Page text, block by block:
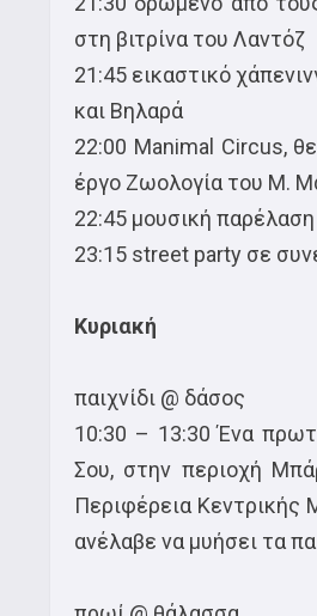
στη βιτρίνα του Λαντόζ
21:45 εικαστικό
και Βηλαρά
22:00 Manimal Circus,
έργο Ζωολογία του Μ.
22:45 μουσική
23:15 street party σε
Κυριακή
παιχνίδι @ δάσος
10:30 – 13:30 Ένα
Σου, στην περιοχή
Περιφέρεια Κεντρικής
ανέλαβε να μυήσει τα